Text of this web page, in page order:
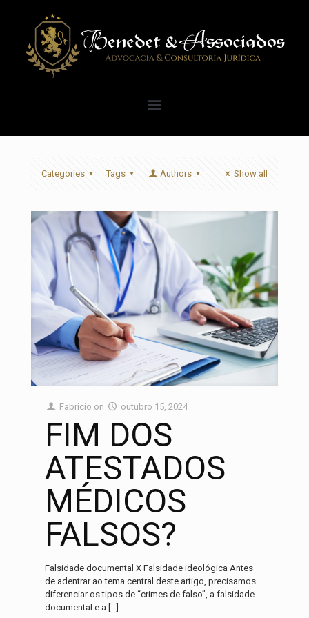
Categories Tags Authors Show all
Fabricio on outubro 15, 2024
FIM DOS
ATESTADOS
MÉDICOS
FALSOS?
Falsidade documental X Falsidade ideológica Antes
de adentrar ao tema central deste artigo, precisamos
diferenciar os tipos de “crimes de falso”, a falsidade
documental e a […]